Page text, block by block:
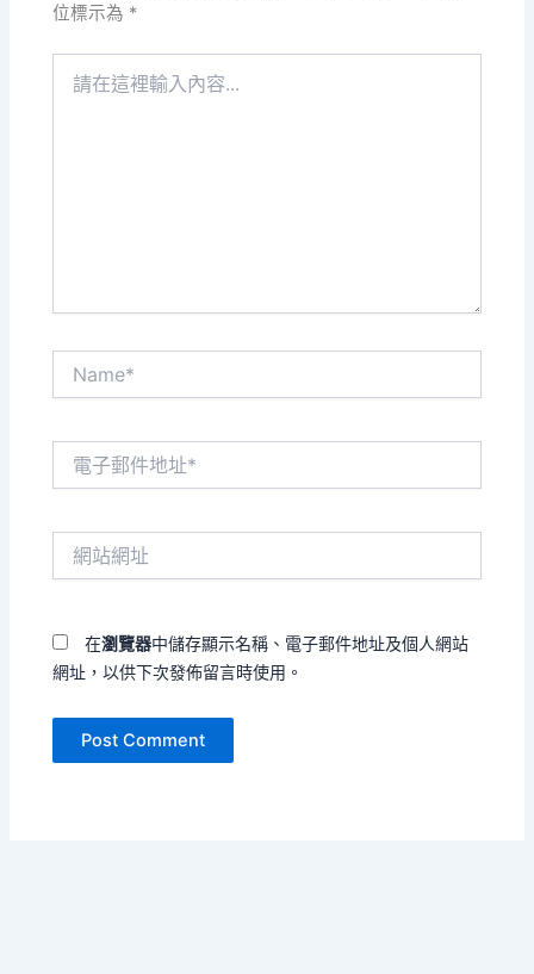
位標示為 *
在瀏覽器中儲存顯示名稱、電子郵件地址及個人網站
網址，以供下次發佈留言時使用。